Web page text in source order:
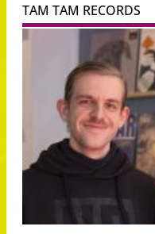
TAM TAM RECORDS